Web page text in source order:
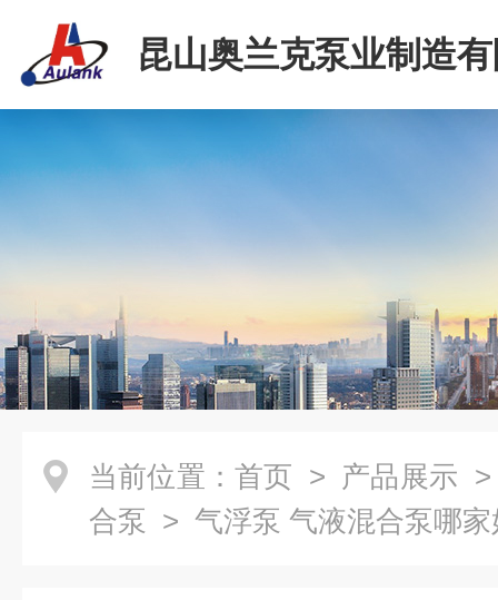
昆山奥兰克泵业制造
当前位置： 首页 > 产品展示
合泵 > 气浮泵 气液混合泵哪家